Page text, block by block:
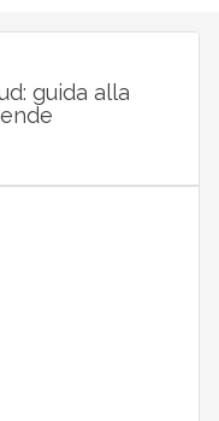
guida alla